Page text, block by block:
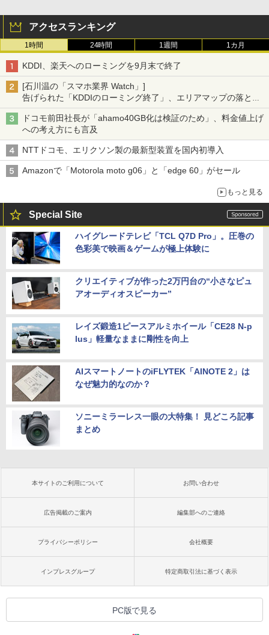
アクセスランキング
1時間 24時間 1週間 1カ月
KDDI、楽天へのローミングを9月末で終了
[石川温の「スマホ業界 Watch」]
告げられた「KDDIのローミング終了」、エリアマップの落とし
穴と楽天モバイルの課題
ドコモ前田社長が「ahamo40GB化は検証のため」、料金値上げ
への考え方にも言及
NTTドコモ、エリクソン製の最新型装置を国内初導入
Amazonで「Motorola moto g06」と「edge 60」がセール
もっと見る
Special Site
ハイグレードテレビ「TCL Q7D Pro」。圧巻の
色彩美で映画＆ゲームが極上体験に
クリエイティブが作った2万円台の“小さなピュ
アオーディオスピーカー”
レイズ鍛造1ピースアルミホイール「CE28 N-p
lus」軽量なままに剛性を向上
AIスマートノートのiFLYTEK「AINOTE 2」は
なぜ魅力的なのか？
ソニーミラーレス一眼の大特集！ 見どころ記事
まとめ
本サイトのご利用について お問い合わせ
広告掲載のご案内 編集部へのご連絡
プライバシーポリシー 会社概要
インプレスグループ 特定商取引法に基づく表示
PC版で見る